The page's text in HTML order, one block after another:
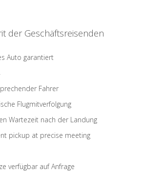
der Geschäftsreisenden
Auto garantiert
Fahrer
Flugmitverfolgung
Wartezeit nach der Landung
pickup at precise meeting
verfügbar auf Anfrage